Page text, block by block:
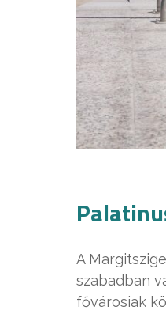
A
szabadban
fővárosiak